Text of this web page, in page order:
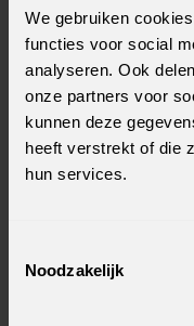
We gebruiken
functies voor social
analyseren. Ook
onze partners voor
kunnen deze
heeft verstrekt of die
hun services.
Noodzakelijk
want de
uitzit.
Hoe je je
Maak de afweging
avonds verdiest in
van krijgt, is een
bureau stelt, is een